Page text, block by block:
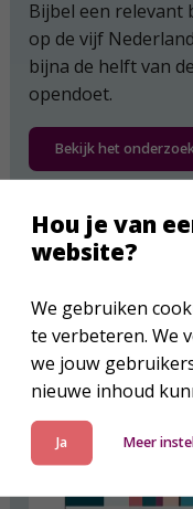
Bijbel een relevant
op de vijf
bijna de helft van
opendoet.
Bekijk het
Hou je van
website?
We gebruiken
te verbeteren. We
we jouw
nieuwe inhoud
Ja Meer